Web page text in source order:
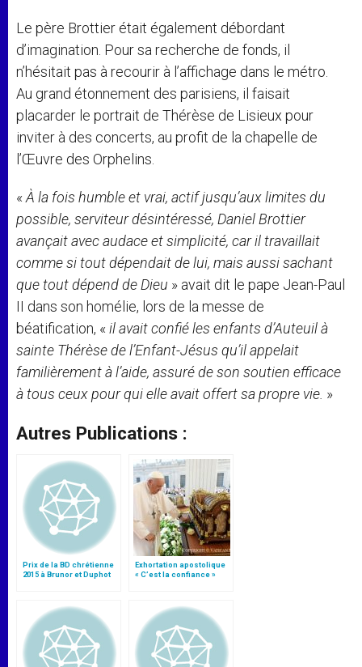
Le père Brottier était également débordant
d’imagination. Pour sa recherche de fonds, il
n’hésitait pas à recourir à l’affichage dans le métro.
Au grand étonnement des parisiens, il faisait
placarder le portrait de Thérèse de Lisieux pour
inviter à des concerts, au profit de la chapelle de
l’Œuvre des Orphelins.
«À la fois humble et vrai, actif jusqu’aux limites du
possible, serviteur désintéressé, Daniel Brottier
avançait avec audace et simplicité, car il travaillait
comme si tout dépendait de lui, mais aussi sachant
que tout dépend de Dieu » avait dit le pape Jean-Paul
II dans son homélie, lors de la messe de
béatification, « il avait confié les enfants d’Auteuil à
sainte Thérèse de l’Enfant-Jésus qu’il appelait
familièrement à l’aide, assuré de son soutien efficace
à tous ceux pour qui elle avait offert sa propre vie. »
Autres Publications :
Prix de la BD chrétienne
2015 à Brunor et Duphot
Exhortation apostolique
« C’est la confiance »